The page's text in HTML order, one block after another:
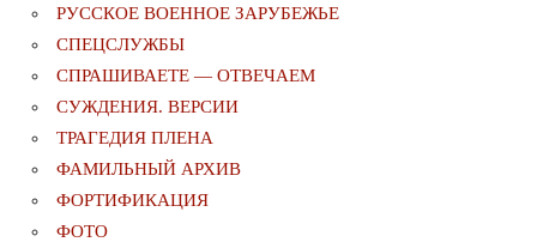
РУССКОЕ ВОЕННОЕ ЗАРУБЕЖЬЕ
СПЕЦСЛУЖБЫ
СПРАШИВАЕТЕ — ОТВЕЧАЕМ
СУЖДЕНИЯ. ВЕРСИИ
ТРАГЕДИЯ ПЛЕНА
ФАМИЛЬНЫЙ АРХИВ
ФОРТИФИКАЦИЯ
ФОТО